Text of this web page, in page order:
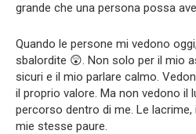
grande che una persona possa
Quando le persone mi vedono
sbalordite 😲. Non solo per il mio
sicuri e il mio parlare calmo.
il proprio valore. Ma non vedono il
percorso dentro di me. Le
mie stesse paure.